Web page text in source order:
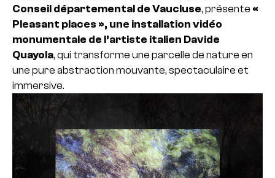
Conseil départemental de Vaucluse, présente «
Pleasant places », une installation vidéo
monumentale de l’artiste italien Davide
Quayola, qui transforme une parcelle de nature en
une pure abstraction mouvante, spectaculaire et
immersive.